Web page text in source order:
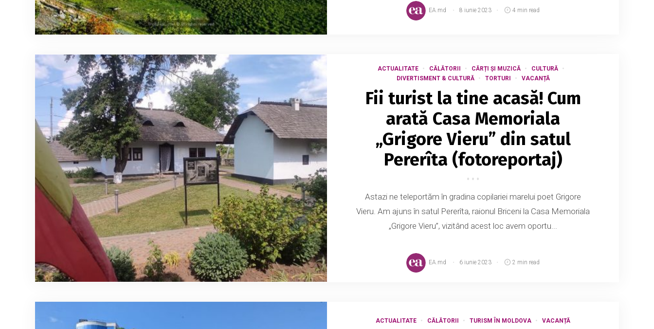
EA.md 8 iunie 2023 4 min read
ACTUALITATE CĂLĂTORII CĂRȚI ȘI MUZICĂ
CULTURĂ
DIVERTISMENT & CULTURĂ
TORTURI VACANȚĂ
Fii turist la tine acasă! Cum
arată Casa Memoriala
„Grigore Vieru” din satul
Pererîta (fotoreportaj)
Astazi ne teleportăm în gradina copilariei marelui poet Grigore
Vieru. Am ajuns în satul Pererîta, raionul Briceni la Casa Memoriala
„Grigore Vieru”, vizitând acest loc avem oportu...
EA.md 6 iunie 2023 2 min read
ACTUALITATE CĂLĂTORII TURISM ÎN MOLDOVA VACANȚĂ